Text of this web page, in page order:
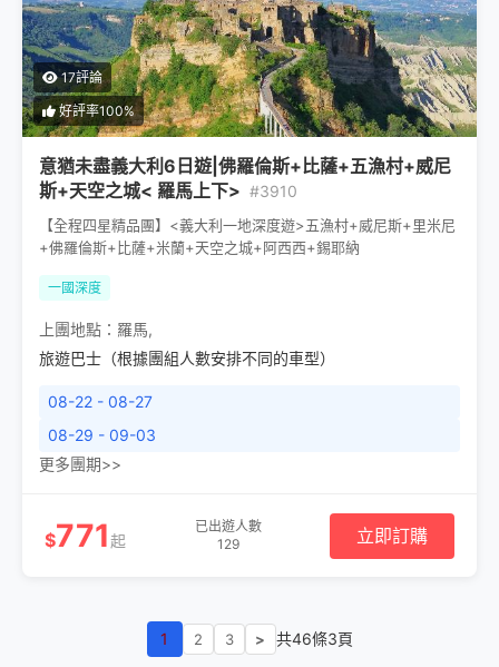
17評論
好評率100%
意猶未盡義大利6日遊|佛羅倫斯+比薩+五漁村+威尼
斯+天空之城< 羅馬上下> #3910
【全程四星精品團】<義大利一地深度遊>五漁村+威尼斯+里米尼
+佛羅倫斯+比薩+米蘭+天空之城+阿西西+錫耶納
一國深度
上團地點： 羅馬,
旅遊巴士（根據團組人數安排不同的車型）
08-22 - 08-27
08-29 - 09-03
更多團期>>
$771起
已出遊人數
129
立即訂購
1 2 3 > 共46條3頁